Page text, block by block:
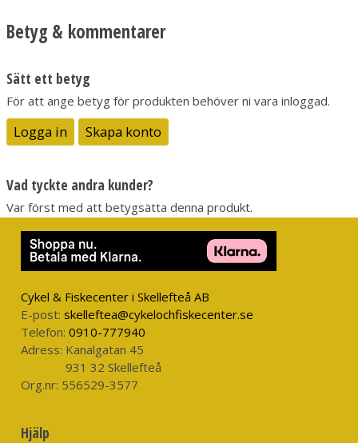
Betyg & kommentarer
Sätt ett betyg
För att ange betyg för produkten behöver ni vara inloggad.
Logga in Skapa konto
Vad tyckte andra kunder?
Var först med att betygsätta denna produkt.
Cykel & Fiskecenter i Skellefteå AB
E-post: skelleftea@cykelochfiskecenter.se
Telefon: 0910-777940
Adress: Kanalgatan 45
931 32 Skellefteå
Org.nr: 556529-3577
Hjälp